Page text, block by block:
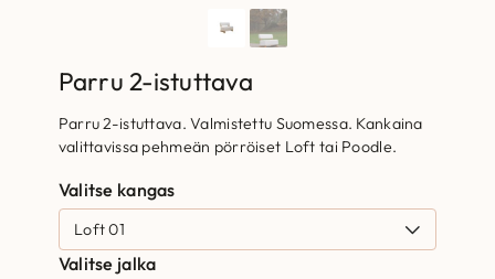
Parru 2-istuttava
Parru 2-istuttava. Valmistettu Suomessa. Kankaina
valittavissa pehmeän pörröiset Loft tai Poodle.
Valitse kangas
Valitse jalka